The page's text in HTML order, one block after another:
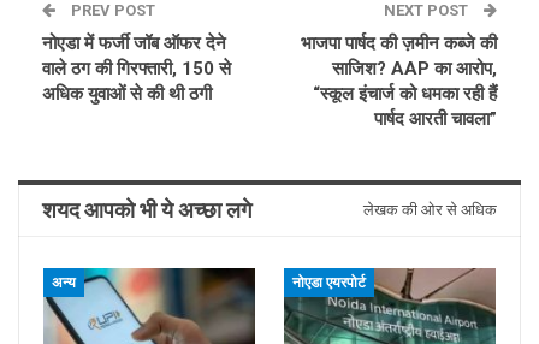
PREV POST
नोएडा में फर्जी जॉब ऑफर देने
वाले ठग की गिरफ्तारी, 150 से
अधिक युवाओं से की थी ठगी
NEXT POST
भाजपा पार्षद की ज़मीन कब्जे की
साजिश? AAP का आरोप,
“स्कूल इंचार्ज को धमका रही हैं
पार्षद आरती चावला”
शयद आपको भी ये अच्छा लगे लेखक की ओर से अधिक
अन्य नोएडा एयरपोर्ट